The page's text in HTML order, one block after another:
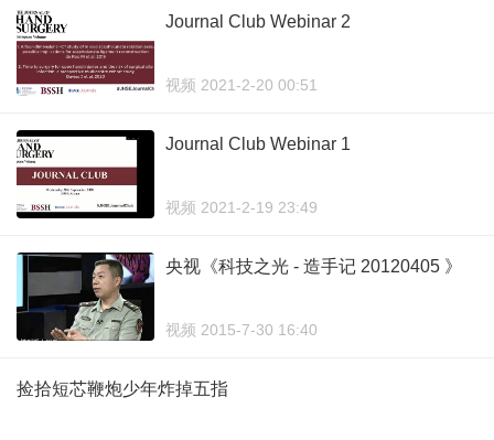
Journal Club Webinar 2
视频 2021-2-20 00:51
Journal Club Webinar 1
视频 2021-2-19 23:49
央视《科技之光 - 造手记 20120405 》
视频 2015-7-30 16:40
捡拾短芯鞭炮少年炸掉五指